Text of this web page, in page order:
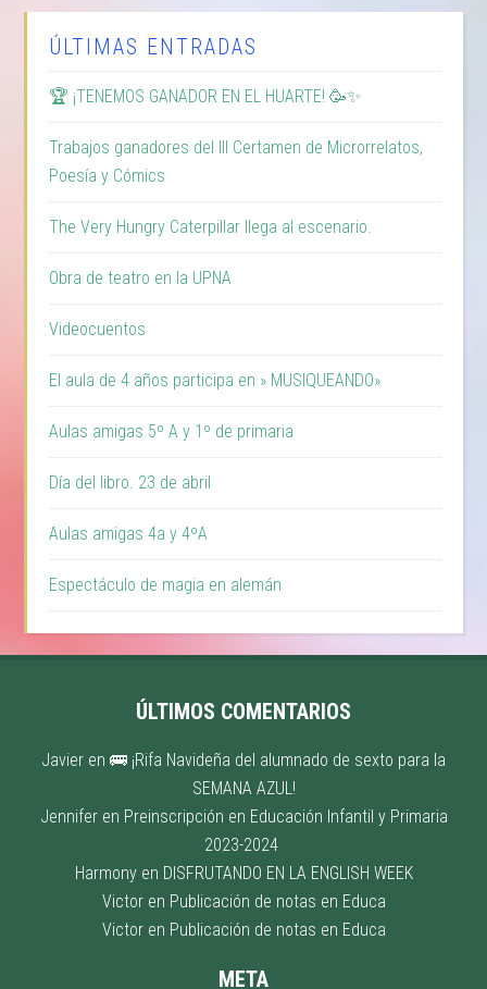
ÚLTIMAS ENTRADAS
🏆 ¡TENEMOS GANADOR EN EL HUARTE! 🥳✨
Trabajos ganadores del III Certamen de Microrrelatos,
Poesía y Cómics
The Very Hungry Caterpillar llega al escenario.
Obra de teatro en la UPNA
Videocuentos
El aula de 4 años participa en » MUSIQUEANDO»
Aulas amigas 5º A y 1º de primaria
Día del libro. 23 de abril
Aulas amigas 4a y 4ºA
Espectáculo de magia en alemán
ÚLTIMOS COMENTARIOS
Javier en 🚌 ¡Rifa Navideña del alumnado de sexto para la
SEMANA AZUL!
Jenniferen Preinscripción en Educación Infantil y Primaria
2023-2024
Harmonyen DISFRUTANDO EN LA ENGLISH WEEK
Victoren Publicación de notas en Educa
Victoren Publicación de notas en Educa
META